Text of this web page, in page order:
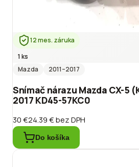
12 mes. záruka
1 ks
Mazda
2011–2017
Snímač nárazu Mazda CX-5
2017 KD45-57KC0
30 €24.39 €bez DPH
Do košíka